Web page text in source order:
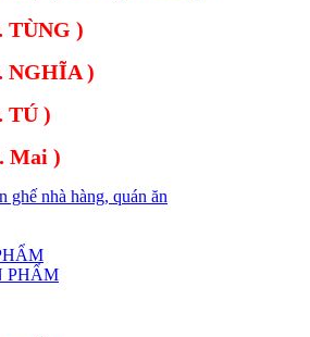
TÙNG )
NGHĨA )
TÚ )
Mai )
ghế nhà hàng, quán ăn
PHẨM